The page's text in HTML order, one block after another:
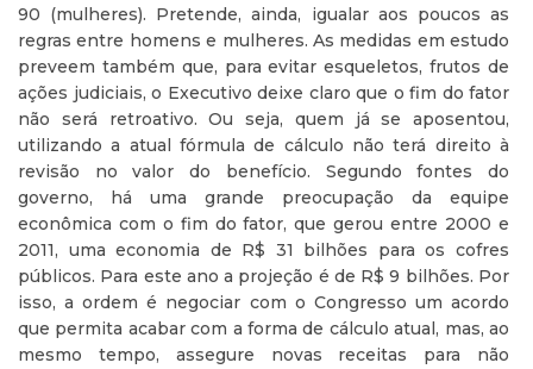
90 (mulheres). Pretende, ainda, igualar aos poucos as
regras entre homens e mulheres. As medidas em estudo
preveem também que, para evitar esqueletos, frutos de
ações judiciais, o Executivo deixe claro que o fim do fator
não será retroativo. Ou seja, quem já se aposentou,
utilizando a atual fórmula de cálculo não terá direito à
revisão no valor do benefício. Segundo fontes do
governo, há uma grande preocupação da equipe
econômica com o fim do fator, que gerou entre 2000 e
2011, uma economia de R$ 31 bilhões para os cofres
públicos. Para este ano a projeção é de R$ 9 bilhões. Por
isso, a ordem é negociar com o Congresso um acordo
que permita acabar com a forma de cálculo atual, mas, ao
mesmo tempo, assegure novas receitas para não